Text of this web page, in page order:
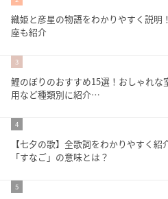
織姫と彦星の物語をわかりやすく説明
座も紹介
3
鯉のぼりのおすすめ15選！おしゃれな
用など種類別に紹介…
4
【七夕の歌】全歌詞をわかりやすく紹
「すなご」の意味とは？
5